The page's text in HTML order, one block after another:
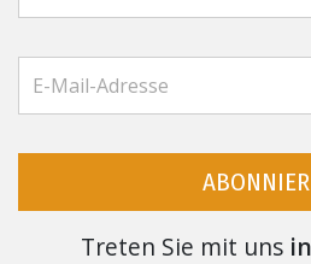
Treten Sie mit uns